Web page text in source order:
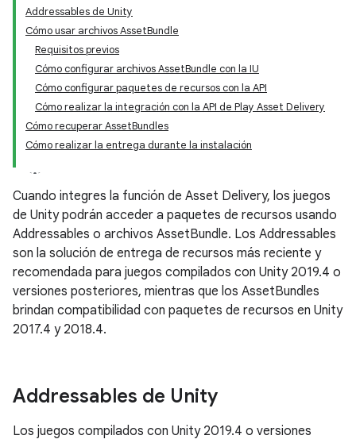
Addressables de Unity
Cómo usar archivos AssetBundle
Requisitos previos
Cómo configurar archivos AssetBundle con la IU
Cómo configurar paquetes de recursos con la API
Cómo realizar la integración con la API de Play Asset Delivery
Cómo recuperar AssetBundles
Cómo realizar la entrega durante la instalación
Cuando integres la función de Asset Delivery, los juegos
de Unity podrán acceder a paquetes de recursos usando
Addressables o archivos AssetBundle. Los Addressables
son la solución de entrega de recursos más reciente y
recomendada para juegos compilados con Unity 2019.4 o
versiones posteriores, mientras que los AssetBundles
brindan compatibilidad con paquetes de recursos en Unity
2017.4 y 2018.4.
Addressables de Unity
Los juegos compilados con Unity 2019.4 o versiones